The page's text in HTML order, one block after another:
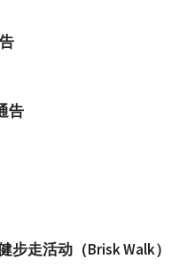
告
走活动（Brisk Walk）